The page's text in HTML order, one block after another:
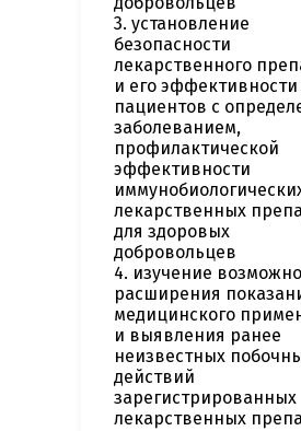
3. установление
безопасности
лекарственного
и его эффективности
пациентов с
заболеванием,
профилактической
эффективности
лекарственных
для здоровых
добровольцев
4. изучение
расширения
медицинского
и выявления ранее
неизвестных
действий
зарегистрированных
лекарственных